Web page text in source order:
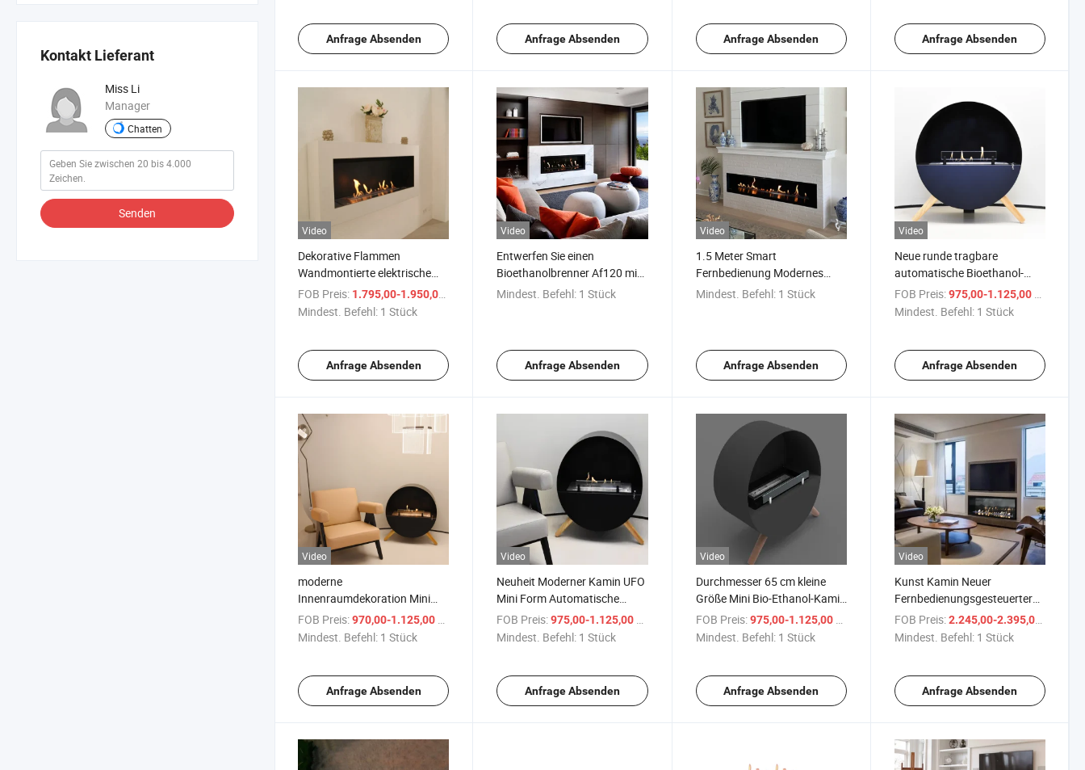
Kontakt Lieferant
Miss Li
Manager
Chatten
Senden
Anfrage Absenden Anfrage Absenden Anfrage Absenden Anfrage Absenden
Video
Dekorative Flammen
Wandmontierte elektrische
Ethanolfeuerstelle
FOB Preis: 1.795,00-1.950,00 $
Mindest. Befehl: 1 Stück
Anfrage Absenden
Video
Entwerfen Sie einen
Bioethanolbrenner Af120 mit
Fernbedienung
Mindest. Befehl: 1 Stück
Anfrage Absenden
Video
1.5 Meter Smart
Fernbedienung Modernes
Design Elektrischer
Mindest. Befehl: 1 Stück
Anfrage Absenden
Video
Neue runde tragbare
automatische Bioethanol-
Feuerstelle elektrisch
FOB Preis: 975,00-1.125,00 $
Mindest. Befehl: 1 Stück
Anfrage Absenden
Video
moderne
Innenraumdekoration Mini
Rund Kleine Größe manuelle
Bioethanol Kamin
FOB Preis:970,00-1.125,00 $
Mindest. Befehl: 1 Stück
Anfrage Absenden
Video
Neuheit Moderner Kamin UFO
Mini Form Automatische
Alkohol Kamine
FOB Preis: 975,00-1.125,00 $
Mindest. Befehl: 1 Stück
Anfrage Absenden
Video
Durchmesser 65 cm kleine
Größe Mini Bio-Ethanol-Kamin
intelligente Ethanolbrenner
FOB Preis: 975,00-1.125,00 $
Mindest. Befehl: 1 Stück
Anfrage Absenden
Video
Kunst Kamin Neuer
Fernbedienungsgesteuerter
Automatischer
Ethanolbrenner Af150
FOB Preis: 2.245,00-2.395,00 $
Mindest. Befehl: 1 Stück
Anfrage Absenden